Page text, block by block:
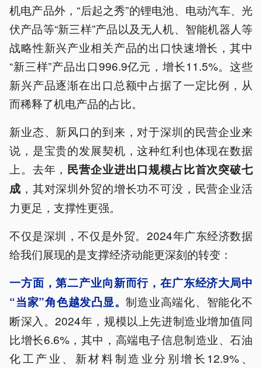
机电产品外，“后起之秀”的锂电池、电动汽车、光
伏产品等“新三样”产品以及无人机、智能机器人等
战略性新兴产业相关产品的出口快速增长，其中
“新三样”产品出口996.9亿元，增长11.5%。这些
新兴产品逐渐在出口总额中占据了一定比例，从
而稀释了机电产品的占比。
新业态、新风口的到来，对于深圳的民营企业来
说，是宝贵的发展契机，这种红利也体现在数据
上。去年， 民营企业进出口规模占比首次突破七
成 ，其对深圳外贸的增长功不可没，民营企业活
力更足，支撑性更强。
不仅是深圳，不仅是外贸。2024年广东经济数据
给我们展现的是支撑经济动能更深刻的转变：
一方面，第二产业向新而行，在广东经济大局中
“当家”角色越发凸显。制造业高端化、智能化不
断深入。2024年，规模以上先进制造业增加值同
比增长6.6%，其中，高端电子信息制造业、石油
化工产业、新材料制造业分别增长12.9%、